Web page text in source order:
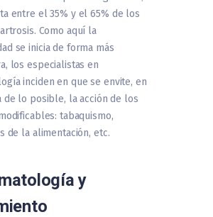
entre el 35% y el 65% de los
Como aquí la
se inicia de forma más
los especialistas en
inciden en que se envite, en
de lo posible, la acción de los
tabaquismo,
de la alimentación, etc.
y